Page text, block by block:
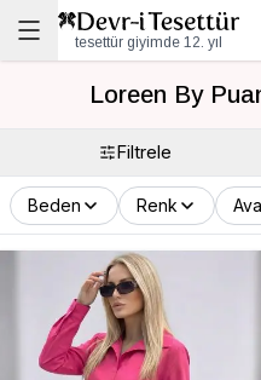
tesettür giyimde 12. yıl
Loreen By
Filtrele
Beden Renk